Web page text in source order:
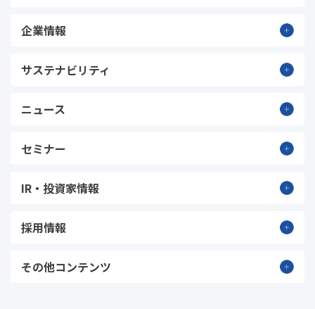
企業情報
サステナビリティ
ニュース
セミナー
IR・投資家情報
採用情報
その他コンテンツ